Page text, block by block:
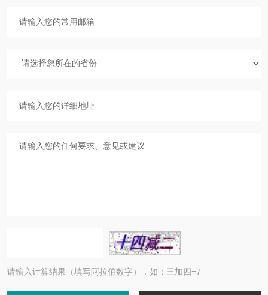
请输入计算结果（填写阿拉伯数字），如：三加四=7